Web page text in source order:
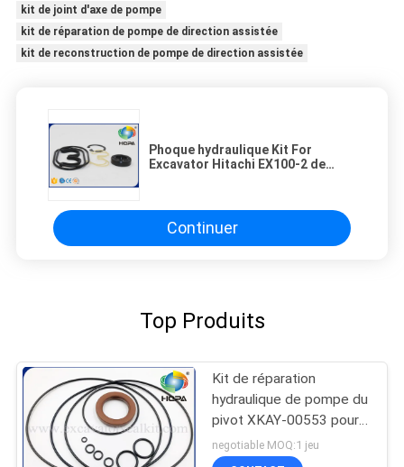
kit de joint d'axe de pompe
kit de réparation de pompe de direction assistée
kit de reconstruction de pompe de direction assistée
Phoque hydraulique Kit For
Excavator Hitachi EX100-2 de
Continuer
Top Produits
Kit de réparation
hydraulique de pompe du
pivot XKAY-00553 pour
l'excavatrice Hyundai
R225-7 R210LC-7
negotiable MOQ:1 jeu